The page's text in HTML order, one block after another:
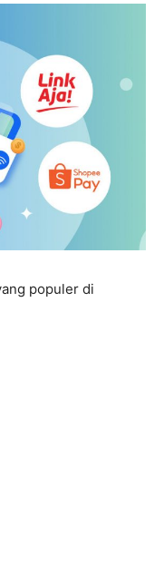
populer di